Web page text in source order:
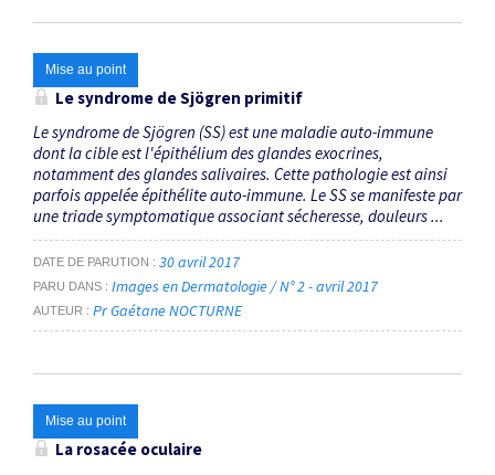
Mise au point
Le syndrome de Sjögren primitif
Le syndrome de Sjögren (SS) est une maladie auto-immune
dont la cible est l'épithélium des glandes exocrines,
notamment des glandes salivaires. Cette pathologie est ainsi
parfois appelée épithélite auto-immune. Le SS se manifeste par
une triade symptomatique associant sécheresse, douleurs ...
DATE DE PARUTION 30 avril 2017
PARU DANS Images en Dermatologie / N° 2 - avril 2017
AUTEUR Pr Gaétane NOCTURNE
Mise au point
La rosacée oculaire